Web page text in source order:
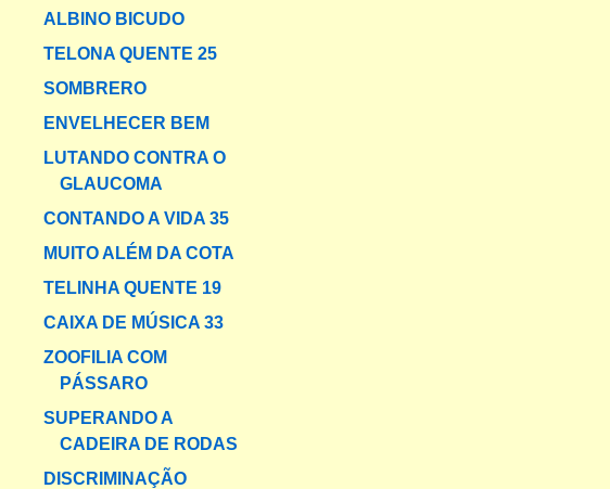
ALBINO BICUDO
TELONA QUENTE 25
SOMBRERO
ENVELHECER BEM
LUTANDO CONTRA O
GLAUCOMA
CONTANDO A VIDA 35
MUITO ALÉM DA COTA
TELINHA QUENTE 19
CAIXA DE MÚSICA 33
ZOOFILIA COM
PÁSSARO
SUPERANDO A
CADEIRA DE RODAS
DISCRIMINAÇÃO